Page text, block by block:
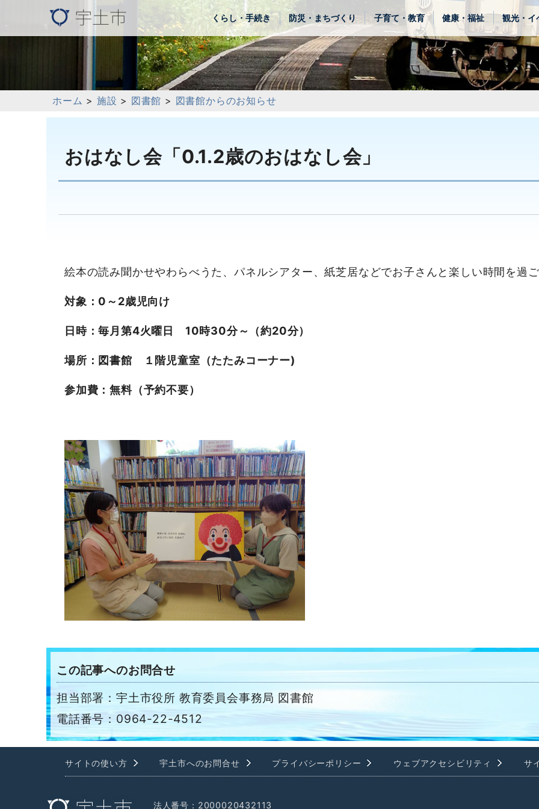
くらし・手続き 防災・まちづくり 子育て・教育 健康・福祉 観光・イ
ホーム > 施設 > 図書館 > 図書館からのお知らせ
おはなし会「0.1.2歳のおはなし会」
絵本の読み聞かせやわらべうた、パネルシアター、紙芝居などでお子さんと楽しい時間を過ご
対象：0～2歳児向け
日時：毎月第4火曜日 10時30分～（約20分）
場所：図書館 １階児童室（たたみコーナー)
参加費：無料（予約不要）
この記事へのお問合せ
担当部署：宇土市役所 教育委員会事務局 図書館
電話番号：0964-22-4512
サイトの使い方 宇土市へのお問合せ プライバシーポリシー ウェブアクセシビリティ サ
法人番号：2000020432113